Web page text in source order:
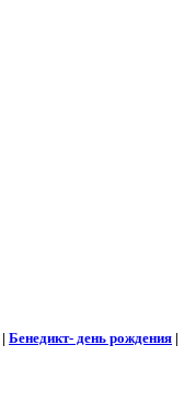
| Бенедикт- день рождения |